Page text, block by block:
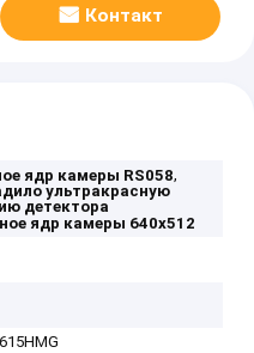
Контакт
ядр камеры RS058,
ультракрасную
детектора
ядр камеры 640x512